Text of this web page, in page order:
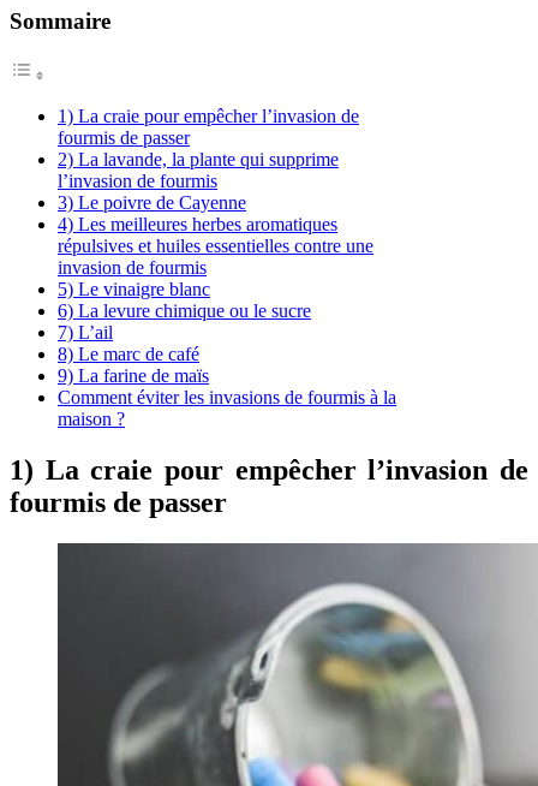
Sommaire
1) La craie pour empêcher l’invasion de
fourmis de passer
2) La lavande, la plante qui supprime
l’invasion de fourmis
3) Le poivre de Cayenne
4) Les meilleures herbes aromatiques
répulsives et huiles essentielles contre une
invasion de fourmis
5) Le vinaigre blanc
6) La levure chimique ou le sucre
7) L’ail
8) Le marc de café
9) La farine de maïs
Comment éviter les invasions de fourmis à la
maison ?
1) La craie pour empêcher l’invasion de
fourmis de passer